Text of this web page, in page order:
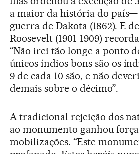
a maior da história do
guerra de Dakota (1862). E
Roosevelt (1901-1909)
“Não irei tão longe a ponto
únicos índios bons são os
9 de cada 10 são, e não
demais sobre o décimo”.
A tradicional rejeição dos
ao monumento ganhou
mobilizações. “Este